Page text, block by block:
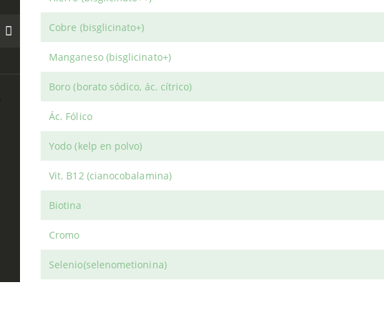
Cobre (bisglicinato+)
Manganeso (bisglicinato+)
Boro(borato sódico, ác. cítrico)
Ác. Fólico
Yodo(kelp en polvo)
Vit. B12 (cianocobalamina)
Biotina
Cromo
Selenio(selenometionina)
ÁREA PERSONAL
Contáctanos
Mi Cuenta
Iniciar Sesión
HERBOLARIO WEB
Términos y Condiciones